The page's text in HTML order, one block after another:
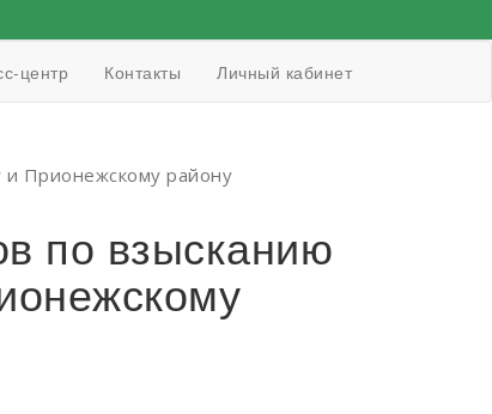
центр Контакты Личный кабинет
и Прионежскому району
по взысканию